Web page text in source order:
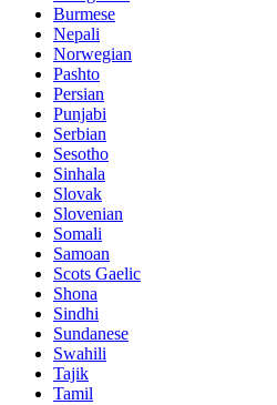
Burmese
Nepali
Norwegian
Pashto
Persian
Punjabi
Serbian
Sesotho
Sinhala
Slovak
Slovenian
Somali
Samoan
Scots Gaelic
Shona
Sindhi
Sundanese
Swahili
Tajik
Tamil